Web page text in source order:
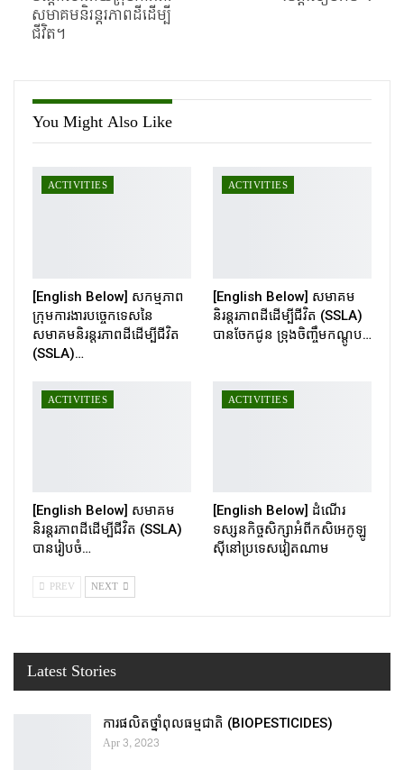
សមាគមនិរន្តរភាពដីដើម្បី
ជីវិត។
You Might Also Like
ACTIVITIES
[English Below] សកម្មភាព
ក្រុមការងារបច្ចេកទេសនៃ
សមាគមនិរន្តរភាពដីដើម្បីជីវិត
(SSLA)…
ACTIVITIES
[English Below] សមាគម
និរន្តរភាពដីដើម្បីជីវិត (SSLA)
បានចែកជូន ទ្រុងចិញ្ចឹមកណ្ដូប…
ACTIVITIES
[English Below] សមាគម
និរន្តរភាពដីដើម្បីជីវិត (SSLA)
បានរៀបចំ…
ACTIVITIES
[English Below] ដំណើរ
ទស្សនកិច្ចសិក្សាអំពីកសិអេកូឡូ
ស៊ីនៅប្រទេសវៀតណាម
PREV NEXT
Latest Stories
ការផលិតថ្នាំពុលធម្មជាតិ (BIOPESTICIDES)
Apr 3, 2023